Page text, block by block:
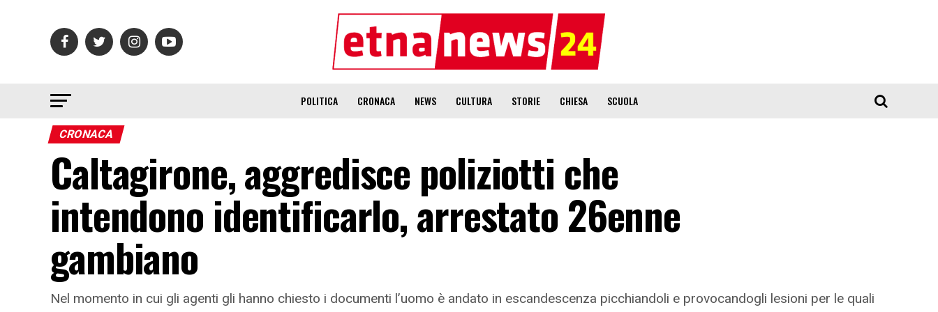
POLITICA CRONACA NEWS CULTURA STORIE CHIESA SCUOLA
CRONACA
Caltagirone, aggredisce poliziotti che
intendono identificarlo, arrestato 26enne
gambiano
Nel momento in cui gli agenti gli hanno chiesto i documenti l’uomo è andato in escandescenza picchiandoli e provocandogli lesioni per le quali